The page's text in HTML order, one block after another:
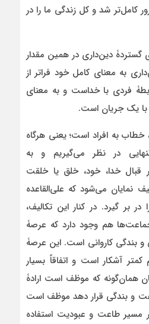
کامل‌تر شد و کل زندگی ما را در
گستردۀ دین‌داری در همین مقدار
به معنای کامل خود فراتر از
فردی با خداست و به معنای
با یک جریان است.
به افراد است؛ یعنی هرگاه
در نظر می‌گیریم و به
قبال خدا، خود، خلق یا خلقت
نمایان می‌شود که علی‌القاعده
بر گیرد. در کنار این تکالیف،
هم وجود دارد که عرصۀ
بندگی کاروانی است. این عرصۀ
آشکار است و اتفاقاً بسیار
همان‌گونه که موظف است ارادۀ
و بندگی قرار دهد موظف است
مسیر طاعت و عبودیت استفاده